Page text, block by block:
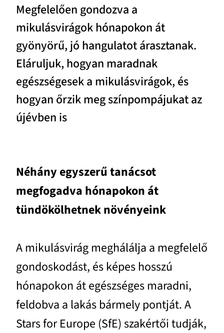
Megfelelően gondozva a
mikulásvirágok hónapokon át
gyönyörű, jó hangulatot árasztanak.
Eláruljuk, hogyan maradnak
egészségesek a mikulásvirágok, és
hogyan őrzik meg színpompájukat az
újévben is
Néhány egyszerű tanácsot
megfogadva hónapokon át
tündökölhetnek növényeink
A mikulásvirág meghálálja a megfelelő
gondoskodást, és képes hosszú
hónapokon át egészséges maradni,
feldobva a lakás bármely pontját. A
Stars for Europe (SfE) szakértői tudják,